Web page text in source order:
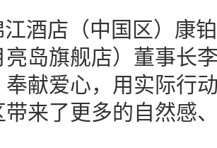
酒店（中国区）康
亮岛旗舰店）董事长
奉献爱心，用实际行
带来了更多的自然感